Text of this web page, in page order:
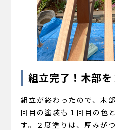
組立完了！木部を
組立が終わったので、木
回目の塗装も１回目の色
す。２度塗りは、厚みが